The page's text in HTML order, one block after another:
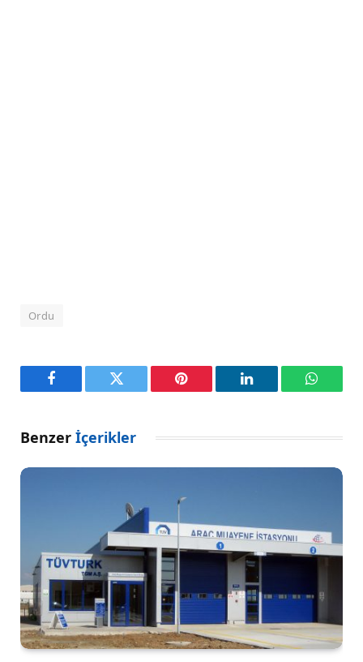
Ordu
Facebook Twitter Pinterest LinkedIn
Benzer İçerikler